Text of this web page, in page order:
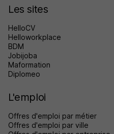
Les sites
HelloCV
Helloworkplace
BDM
Jobijoba
Maformation
Diplomeo
L'emploi
Offres d'emploi par métier
Offres d'emploi par ville